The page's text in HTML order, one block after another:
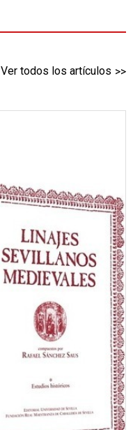
Ver todos los artículos